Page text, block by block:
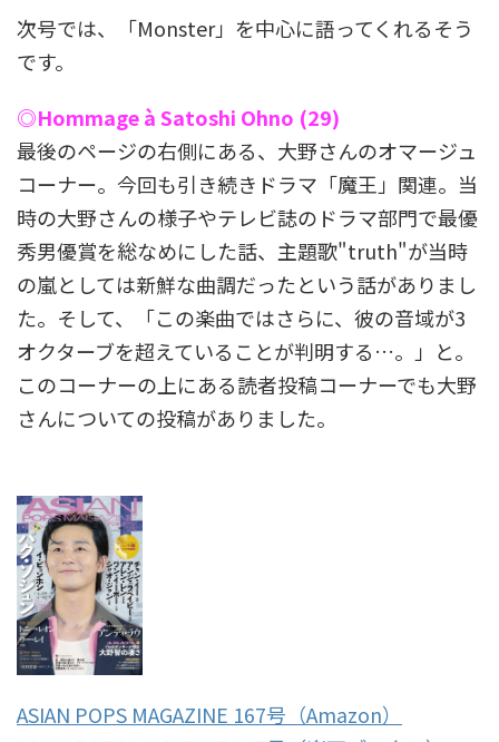
次号では、「Monster」を中心に語ってくれるそう
です。
◎Hommage à Satoshi Ohno (29)
最後のページの右側にある、大野さんのオマージュ
コーナー。今回も引き続きドラマ「魔王」関連。当
時の大野さんの様子やテレビ誌のドラマ部門で最優
秀男優賞を総なめにした話、主題歌"truth"が当時
の嵐としては新鮮な曲調だったという話がありまし
た。そして、「この楽曲ではさらに、彼の音域が3
オクターブを超えていることが判明する…。」と。
このコーナーの上にある読者投稿コーナーでも大野
さんについての投稿がありました。
ASIAN POPS MAGAZINE 167号（Amazon）